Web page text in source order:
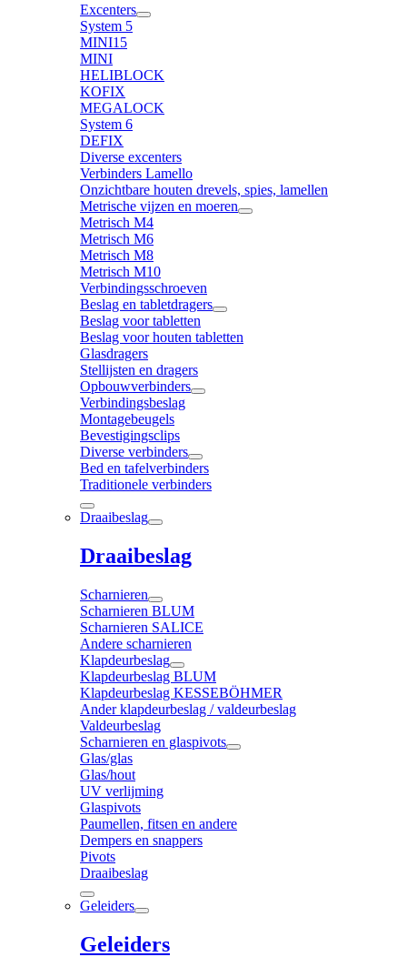
Excenters
System 5
MINI15
MINI
HELIBLOCK
KOFIX
MEGALOCK
System 6
DEFIX
Diverse excenters
Verbinders Lamello
Onzichtbare houten drevels, spies, lamellen
Metrische vijzen en moeren
Metrisch M4
Metrisch M6
Metrisch M8
Metrisch M10
Verbindingsschroeven
Beslag en tabletdragers
Beslag voor tabletten
Beslag voor houten tabletten
Glasdragers
Stellijsten en dragers
Opbouwverbinders
Verbindingsbeslag
Montagebeugels
Bevestigingsclips
Diverse verbinders
Bed en tafelverbinders
Traditionele verbinders
Draaibeslag
Draaibeslag
Scharnieren
Scharnieren BLUM
Scharnieren SALICE
Andere scharnieren
Klapdeurbeslag
Klapdeurbeslag BLUM
Klapdeurbeslag KESSEBÖHMER
Ander klapdeurbeslag / valdeurbeslag
Valdeurbeslag
Scharnieren en glaspivots
Glas/glas
Glas/hout
UV verlijming
Glaspivots
Paumellen, fitsen en andere
Dempers en snappers
Pivots
Draaibeslag
Geleiders
Geleiders